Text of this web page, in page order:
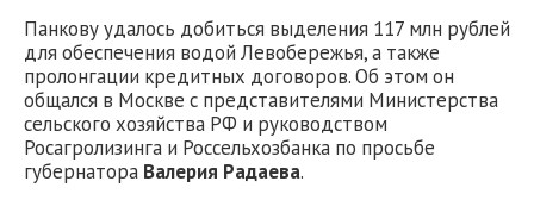
Панкову удалось добиться выделения 117 млн рублей
для обеспечения водой Левобережья, а также
пролонгации кредитных договоров. Об этом он
общался в Москве с представителями Министерства
сельского хозяйства РФ и руководством
Росагролизинга и Россельхозбанка по просьбе
губернатора Валерия Радаева.